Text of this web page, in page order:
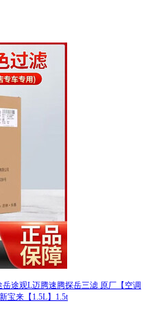
途观L迈腾速腾探岳三滤 原厂【空调
宝来【1.5L】1.5t